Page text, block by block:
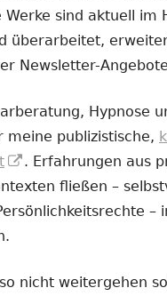
sind aktuell im
überarbeitet,
Newsletter-
Hypnose
meine publizistische,
In
neuem
Fenster
. Erfahrungen aus
fließen –
–
nicht weitergehen